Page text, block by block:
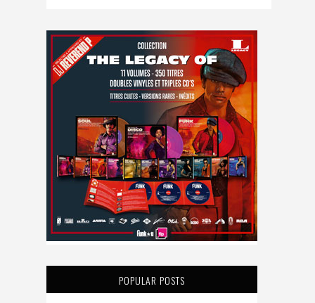
POPULAR POSTS